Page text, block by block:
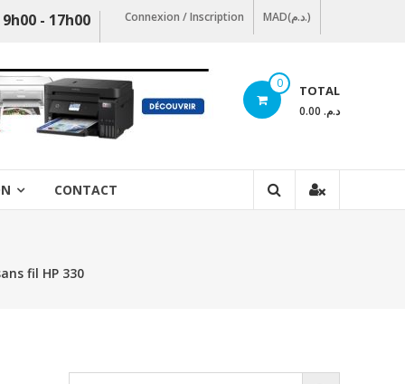
- 17h00 Connexion / Inscription MAD(د.م.)
0 TOTAL
د.م. 0.00
CONTACT
fil HP 330